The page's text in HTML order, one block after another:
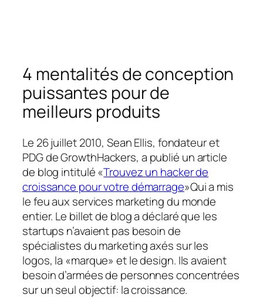
4 mentalités de conception
puissantes pour de
meilleurs produits
Le 26 juillet 2010, Sean Ellis, fondateur et
PDG de GrowthHackers, a publié un article
de blog intitulé «Trouvez un hacker de
croissance pour votre démarrage»Qui a mis
le feu aux services marketing du monde
entier. Le billet de blog a déclaré que les
startups n’avaient pas besoin de
spécialistes du marketing axés sur les
logos, la «marque» et le design. Ils avaient
besoin d’armées de personnes concentrées
sur un seul objectif: la croissance.